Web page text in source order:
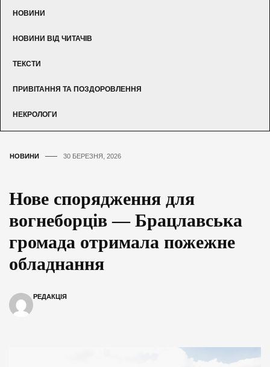
НОВИНИ
НОВИНИ ВІД ЧИТАЧІВ
ТЕКСТИ
ПРИВІТАННЯ ТА ПОЗДОРОВЛЕННЯ
НЕКРОЛОГИ
НОВИНИ 30 БЕРЕЗНЯ, 2026
Нове спорядження для
вогнеборців — Брацлавська
громада отримала пожежне
обладнання
РЕДАКЦІЯ